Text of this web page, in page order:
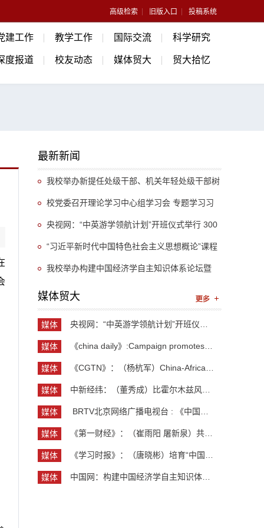
高级检索 旧版入口 投稿系统
建工作 教学工作 国际交流 科学研究
度报道 校友动态 媒体贸大 贸大拾忆
最新新闻
我校举办新提任处级干部、机关年轻处级干部树
立和践行正确政绩观专题培训班
校党委召开理论学习中心组学习会 专题学习习
近平总书记关于推动哲学社会科学高质量发展的重
要指示精神
央视网：“中英游学领航计划”开班仪式举行 300
余名英国学生开启“游学中国”旅程
“习近平新时代中国特色社会主义思想概论”课程
“UIBE新思想大讲堂”第九讲开讲
我校举办构建中国经济学自主知识体系论坛暨
《中国开放型经济学》教学研讨会
媒体贸大
媒体
媒体
媒体
媒体
媒体
媒体
媒体
媒体